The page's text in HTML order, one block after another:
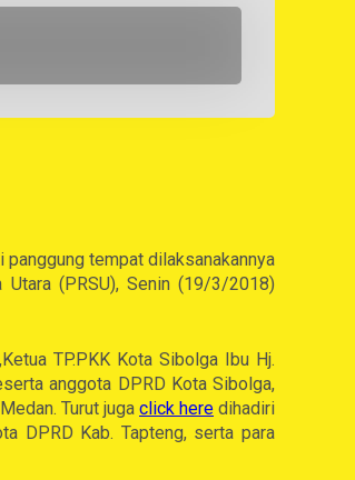
panggung tempat dilaksanakannya
(PRSU), Senin (19/3/2018)
TP.PKK Kota Sibolga Ibu Hj.
anggota DPRD Kota Sibolga,
Turut juga click here dihadiri
DPRD Kab. Tapteng, serta para